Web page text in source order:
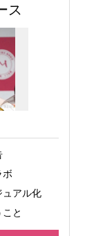
ス
ボ
ュアル化
と